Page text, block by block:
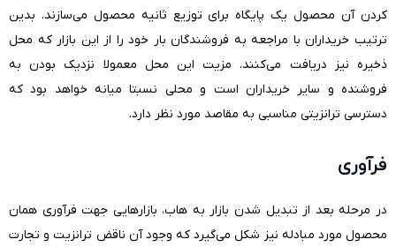
کردن آن محصول یک پایگاه برای توزیع ثانیه محصول می‌سازند. بدین
ترتیب خریداران با مراجعه به فروشندگان بار خود را از این بازار که محل
ذخیره نیز دریافت می‌کنند. مزیت این محل معمولا نزدیک بودن به
فروشنده و سایر خریداران است و محلی نسبتا میانه خواهد بود که
دسترسی ترانزیتی مناسبی به مقاصد مورد نظر دارد.
فرآوری
در مرحله بعد از تبدیل شدن بازار به هاب، بازارهایی جهت فرآوری همان
محصول مورد مبادله نیز شکل می‌گیرد که وجود آن ناقض ترانزیت و تجارت